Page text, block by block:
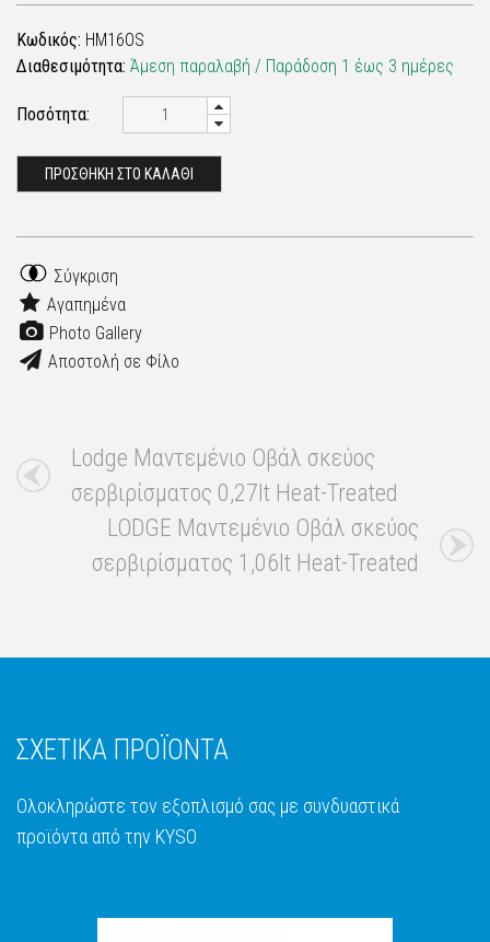
Κωδικός: HM16OS
Διαθεσιμότητα: Άμεση παραλαβή / Παράδoση 1 έως 3 ημέρες
Ποσότητα:
ΠΡΟΣΘΗΚΗ ΣΤΟ ΚΑΛΑΘΙ
Σύγκριση
Αγαπημένα
Photo Gallery
Αποστολή σε Φίλο
Lodge Μαντεμένιο Οβάλ σκεύος
σερβιρίσματος 0,27lt Heat-Treated
LODGE Μαντεμένιο Οβάλ σκεύος
σερβιρίσματος 1,06lt Heat-Treated
ΣΧΕΤΙΚΑ ΠΡΟΪΟΝΤΑ
Ολοκληρώστε τον εξοπλισμό σας με συνδυαστικά
προϊόντα από την KYSO